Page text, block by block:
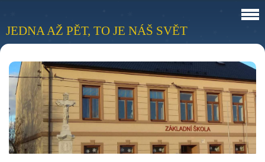
JEDNA AŽ PĚT, TO JE NÁŠ SVĚT